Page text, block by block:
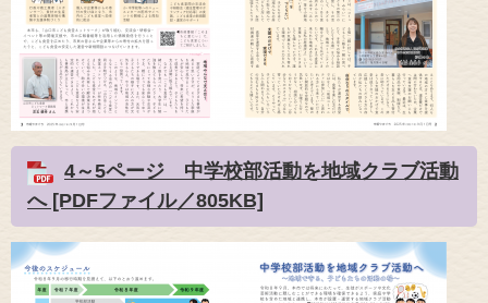
4～5ページ 中学校部活動を地域クラブ活動
へ [PDFファイル／805KB]